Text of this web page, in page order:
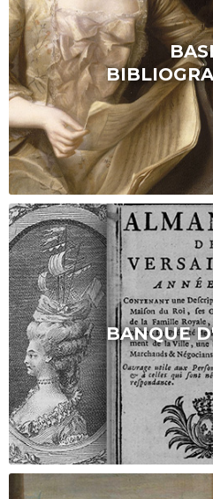
BANQUE